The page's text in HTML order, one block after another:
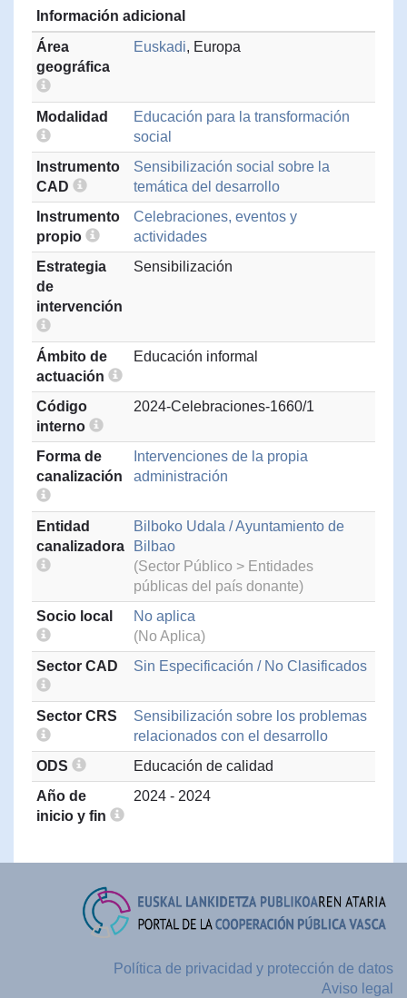
Información adicional
Área
geográfica
Euskadi, Europa
Modalidad
Educación para la transformación
social
Instrumento
CAD
Sensibilización social sobre la
temática del desarrollo
Instrumento
propio
Celebraciones, eventos y
actividades
Estrategia
de
intervención
Sensibilización
Ámbito de
actuación
Educación informal
Código
interno
2024-Celebraciones-1660/1
Forma de
canalización
Intervenciones de la propia
administración
Entidad
canalizadora
Bilboko Udala / Ayuntamiento de
Bilbao
(Sector Público > Entidades
públicas del país donante)
Socio local
No aplica
(No Aplica)
Sector CAD
Sin Especificación / No Clasificados
Sector CRS
Sensibilización sobre los problemas
relacionados con el desarrollo
ODS
Educación de calidad
Año de
inicio y fin
2024 - 2024
Política de privacidad y protección de datos
Aviso legal